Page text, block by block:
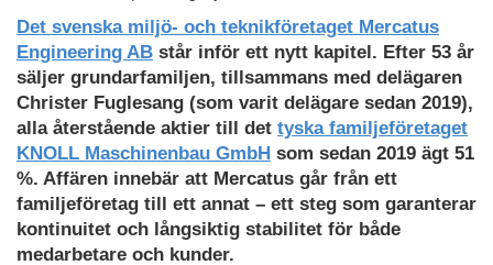
Det svenska miljö- och teknikföretaget Mercatus
Engineering AB står inför ett nytt kapitel. Efter 53 år
säljer grundarfamiljen, tillsammans med delägaren
Christer Fuglesang (som varit delägare sedan 2019),
alla återstående aktier till det tyska familjeföretaget
KNOLL Maschinenbau GmbH som sedan 2019 ägt 51
%. Affären innebär att Mercatus går från ett
familjeföretag till ett annat – ett steg som garanterar
kontinuitet och långsiktig stabilitet för både
medarbetare och kunder.